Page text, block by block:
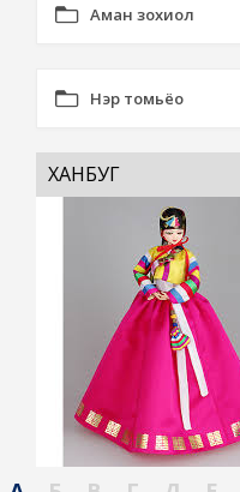
Аман зохиол
Нэр томьёо
ХАНБУГ